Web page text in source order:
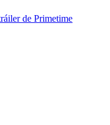
de Primetime